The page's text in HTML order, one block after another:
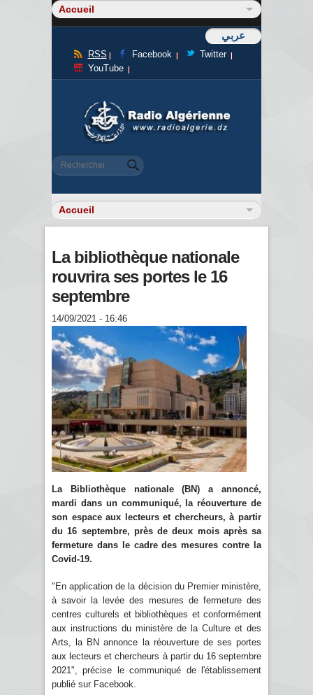
عربي
RSS Facebook
Twitter
YouTube
Formulaire de recherche
Rechercher
La bibliothèque nationale
rouvrira ses portes le 16
septembre
14/09/2021 - 16:46
La Bibliothèque nationale (BN) a annoncé,
mardi dans un communiqué, la réouverture de
son espace aux lecteurs et chercheurs, à partir
du 16 septembre, près de deux mois après sa
fermeture dans le cadre des mesures contre la
Covid-19.
"En application de la décision du Premier ministère,
à savoir la levée des mesures de fermeture des
centres culturels et bibliothèques et conformément
aux instructions du ministère de la Culture et des
Arts, la BN annonce la réouverture de ses portes
aux lecteurs et chercheurs à partir du 16 septembre
2021", précise le communiqué de l'établissement
publié sur Facebook.